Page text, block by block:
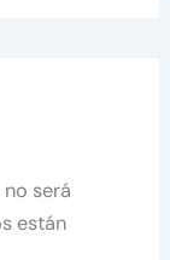
será
están